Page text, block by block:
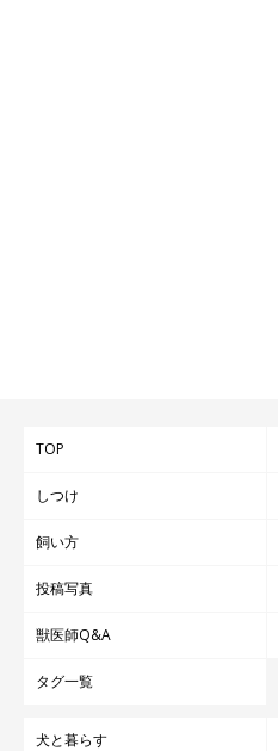
TOP
しつけ
飼い方
投稿写真
獣医師Q&A
タグ一覧
犬と暮らす